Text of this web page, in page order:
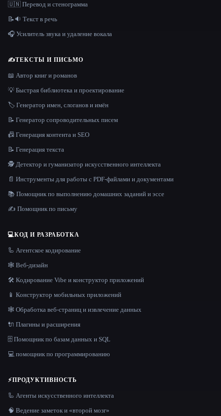
🇺🇳 Перевод и стенограмма
📝🔉 Текст в речь
🎧 Усилитель звука и удаление вокала
✍️ТЕКСТЫ И ПИСЬМО
📖 Автор книг и романов
💡 Быстрая библиотека и проектирование
🏷️ Генератор имен, слоганов и имён
📝 Генератор сопроводительных писем
📠 Генерация контента и SEO
📝 Генерация текста
🕵️ Детектор и гуманизатор искусственного интеллекта
📄 Инструменты для работы с PDF-файлами и документами
📚 Помощник по выполнению домашних заданий и эссе
✍️ Помощник по письму
💻КОД И РАЗРАБОТКА
🦾 Агентское кодирование
🕸 Веб-дизайн
🛠️ Кодирование Vibe и конструктор приложений
📱 Конструктор мобильных приложений
🕸️ Обработка веб-страниц и извлечение данных
🔌 Плагины и расширения
🗄️ Помощник по базам данных и SQL
💻 помощник по программированию
⚡ПРОДУКТИВНОСТЬ
🦾 Агенты искусственного интеллекта
🧠 Ведение заметок и «второй мозг»